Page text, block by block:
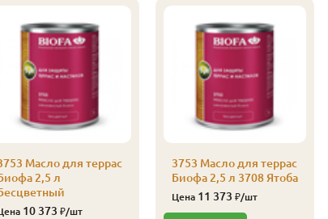
Масло для террас
2,5 л
10 373 ₽/шт
3753 Масло для террас
Биофа 2,5 л 3708 Ятоба
Цена 11 373 ₽/шт